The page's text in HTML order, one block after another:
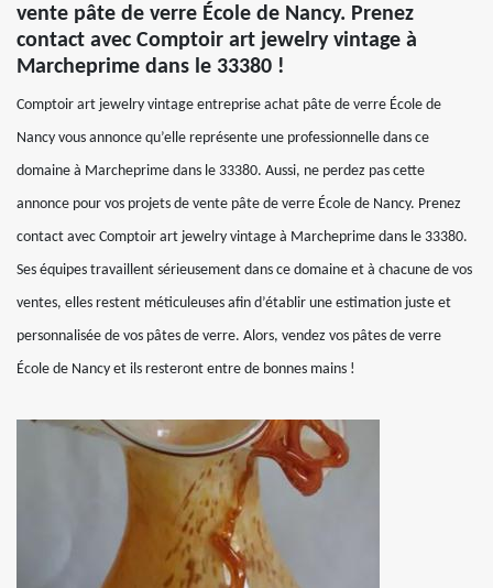
vente pâte de verre École de Nancy. Prenez
contact avec Comptoir art jewelry vintage à
Marcheprime dans le 33380 !
Comptoir art jewelry vintage entreprise achat pâte de verre École de
Nancy vous annonce qu’elle représente une professionnelle dans ce
domaine à Marcheprime dans le 33380. Aussi, ne perdez pas cette
annonce pour vos projets de vente pâte de verre École de Nancy. Prenez
contact avec Comptoir art jewelry vintage à Marcheprime dans le 33380.
Ses équipes travaillent sérieusement dans ce domaine et à chacune de vos
ventes, elles restent méticuleuses afin d’établir une estimation juste et
personnalisée de vos pâtes de verre. Alors, vendez vos pâtes de verre
École de Nancy et ils resteront entre de bonnes mains !